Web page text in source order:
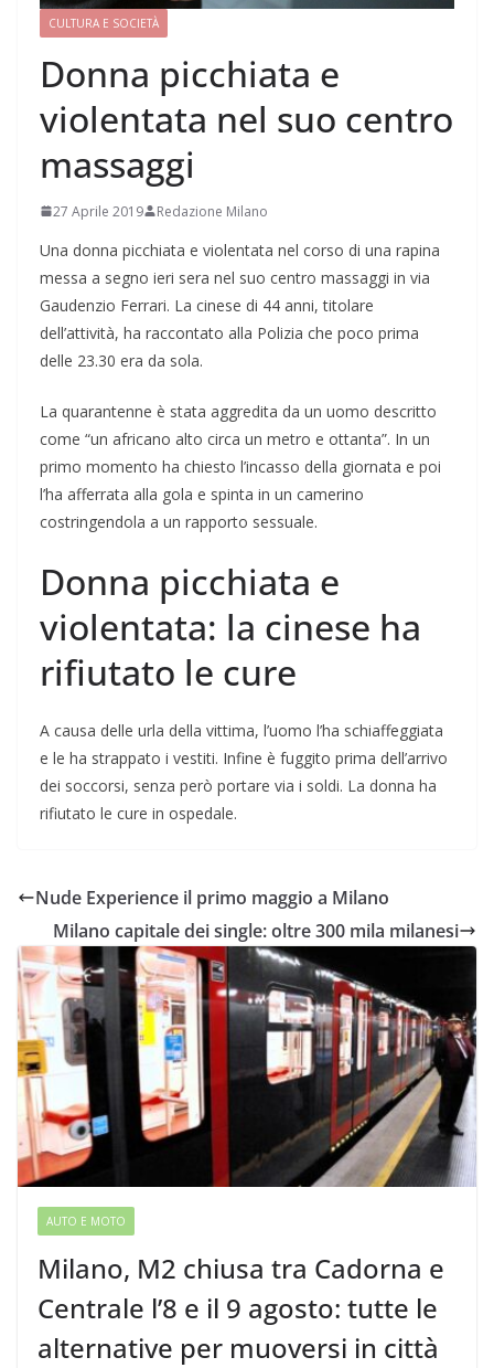
CULTURA E SOCIETÀ
Donna picchiata e
violentata nel suo centro
massaggi
27 Aprile 2019 Redazione Milano
Una donna picchiata e violentata nel corso di una rapina
messa a segno ieri sera nel suo centro massaggi in via
Gaudenzio Ferrari. La cinese di 44 anni, titolare
dell’attività, ha raccontato alla Polizia che poco prima
delle 23.30 era da sola.
La quarantenne è stata aggredita da un uomo descritto
come “un africano alto circa un metro e ottanta”. In un
primo momento ha chiesto l’incasso della giornata e poi
l’ha afferrata alla gola e spinta in un camerino
costringendola a un rapporto sessuale.
Donna picchiata e
violentata: la cinese ha
rifiutato le cure
A causa delle urla della vittima, l’uomo l’ha schiaffeggiata
e le ha strappato i vestiti. Infine è fuggito prima dell’arrivo
dei soccorsi, senza però portare via i soldi. La donna ha
rifiutato le cure in ospedale.
Nude Experience il primo maggio a Milano
Milano capitale dei single: oltre 300 mila milanesi
AUTO E MOTO
Milano, M2 chiusa tra Cadorna e
Centrale l’8 e il 9 agosto: tutte le
alternative per muoversi in città